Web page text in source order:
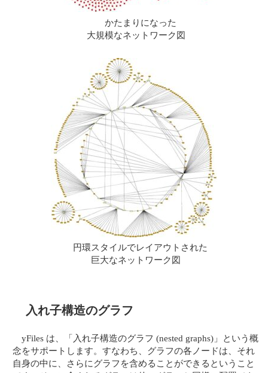
かたまりになった
大規模なネットワーク図
円環スタイルでレイアウトされた
巨大なネットワーク図
入れ子構造のグラフ
yFiles は、「入れ子構造のグラフ (nested graphs)」という概
念をサポートします。すなわち、グラフの各ノードは、それ
自身の中に、さらにグラフを含めることができるということ